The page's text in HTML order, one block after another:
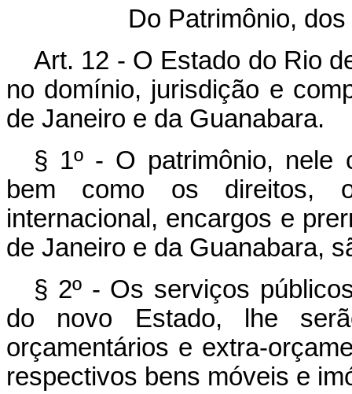
Do Patrimônio,
Art. 12 - O Estado do Rio
no domínio, jurisdição e
de Janeiro e da Guanabara.
§ 1º - O patrimônio, nele
bem como os direitos,
internacional, encargos e
de Janeiro e da Guanabara,
§ 2º - Os serviços
do novo Estado, lhe
orçamentários e extra-
respectivos bens móveis e